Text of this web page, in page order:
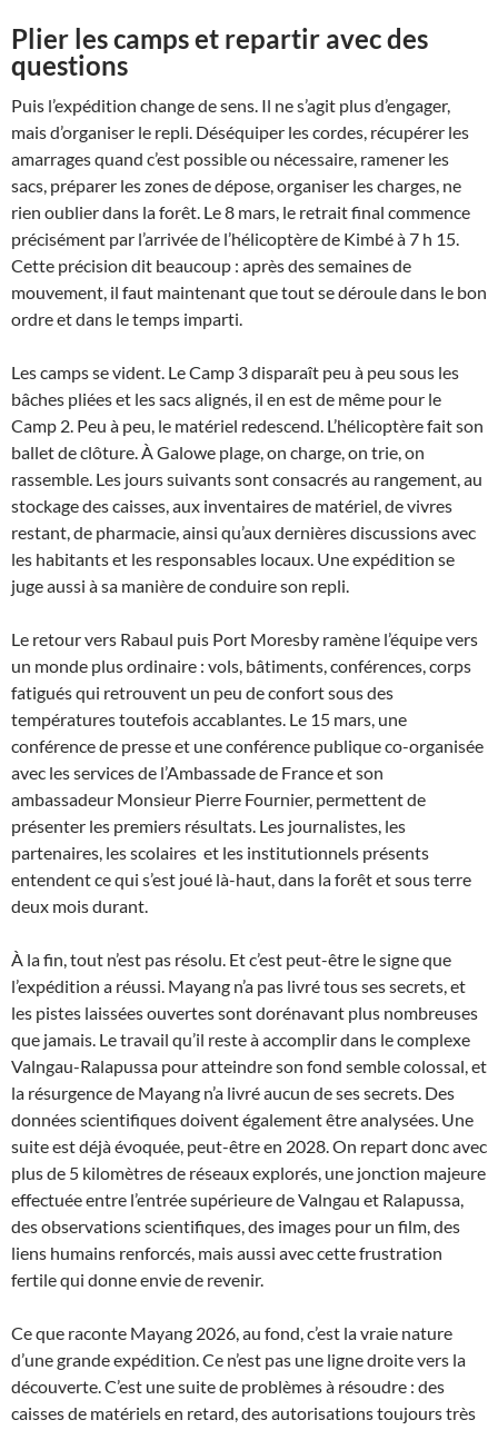
Plier les camps et repartir avec des
questions
Puis l’expédition change de sens. Il ne s’agit plus d’engager,
mais d’organiser le repli. Déséquiper les cordes, récupérer les
amarrages quand c’est possible ou nécessaire, ramener les
sacs, préparer les zones de dépose, organiser les charges, ne
rien oublier dans la forêt. Le 8 mars, le retrait final commence
précisément par l’arrivée de l’hélicoptère de Kimbé à 7 h 15.
Cette précision dit beaucoup : après des semaines de
mouvement, il faut maintenant que tout se déroule dans le bon
ordre et dans le temps imparti.
Les camps se vident. Le Camp 3 disparaît peu à peu sous les
bâches pliées et les sacs alignés, il en est de même pour le
Camp 2. Peu à peu, le matériel redescend. L’hélicoptère fait son
ballet de clôture. À Galowe plage, on charge, on trie, on
rassemble. Les jours suivants sont consacrés au rangement, au
stockage des caisses, aux inventaires de matériel, de vivres
restant, de pharmacie, ainsi qu’aux dernières discussions avec
les habitants et les responsables locaux. Une expédition se
juge aussi à sa manière de conduire son repli.
Le retour vers Rabaul puis Port Moresby ramène l’équipe vers
un monde plus ordinaire : vols, bâtiments, conférences, corps
fatigués qui retrouvent un peu de confort sous des
températures toutefois accablantes. Le 15 mars, une
conférence de presse et une conférence publique co-organisée
avec les services de l’Ambassade de France et son
ambassadeur Monsieur Pierre Fournier, permettent de
présenter les premiers résultats. Les journalistes, les
partenaires, les scolaires et les institutionnels présents
entendent ce qui s’est joué là-haut, dans la forêt et sous terre
deux mois durant.
À la fin, tout n’est pas résolu. Et c’est peut-être le signe que
l’expédition a réussi. Mayang n’a pas livré tous ses secrets, et
les pistes laissées ouvertes sont dorénavant plus nombreuses
que jamais. Le travail qu’il reste à accomplir dans le complexe
Valngau-Ralapussa pour atteindre son fond semble colossal, et
la résurgence de Mayang n’a livré aucun de ses secrets. Des
données scientifiques doivent également être analysées. Une
suite est déjà évoquée, peut-être en 2028. On repart donc avec
plus de 5 kilomètres de réseaux explorés, une jonction majeure
effectuée entre l’entrée supérieure de Valngau et Ralapussa,
des observations scientifiques, des images pour un film, des
liens humains renforcés, mais aussi avec cette frustration
fertile qui donne envie de revenir.
Ce que raconte Mayang 2026, au fond, c’est la vraie nature
d’une grande expédition. Ce n’est pas une ligne droite vers la
découverte. C’est une suite de problèmes à résoudre : des
caisses de matériels en retard, des autorisations toujours très